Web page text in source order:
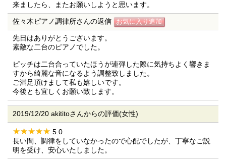
来ましたら、またお願いしようと思います。
佐々木ピアノ調律所さんの返信
先日はありがとうございます。
素敵な二台のピアノでした。
ピッチは二台合っていたほうが連弾した際に気持ちよく響きま
すから綺麗な音になるよう調整致しました。
ご満足頂けまして私も嬉しいです。
今後とも宜しくお願い致します。
2019/12/20 akititoさんからの評価(女性)
5.0
長い間、調律をしていなかったので心配でしたが、丁寧なご説
明を受け、安心いたしました。